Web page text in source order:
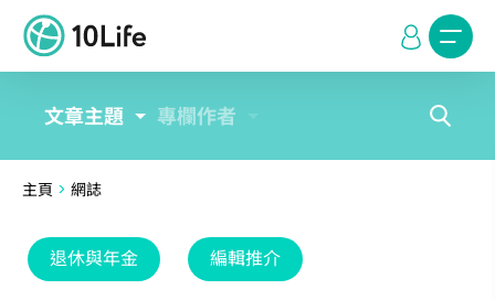
文章主題 專欄作者
主頁 > 網誌
退休與年金 編輯推介